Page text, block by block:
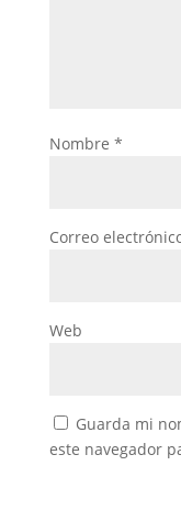
Nombre *
Correo
Web
Guarda mi
este navegador